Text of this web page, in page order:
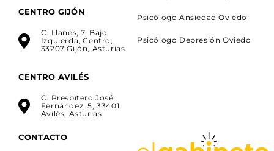
CENTRO GIJÓN
C. Llanes, 7, Bajo
Izquierda, Centro,
33207 Gijón, Asturias
CENTRO AVILÉS
C. Presbítero José
Fernández, 5, 33401
Avilés, Asturias
Psicólogo Ansiedad Oviedo
Psicólogo Depresión Oviedo
CONTACTO